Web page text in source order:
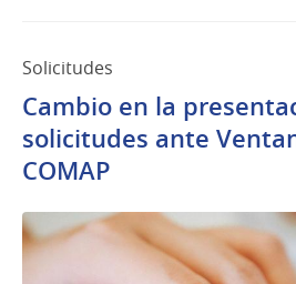
Solicitudes
Cambio en la
solicitudes ante
COMAP